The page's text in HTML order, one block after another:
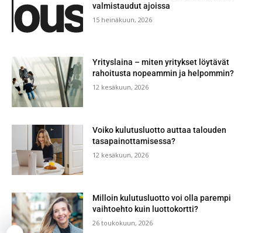
valmistaudut ajoissa
15 heinäkuun, 2026
Yrityslaina – miten yritykset löytävät
rahoitusta nopeammin ja helpommin?
12 kesäkuun, 2026
Voiko kulutusluotto auttaa talouden
tasapainottamisessa?
12 kesäkuun, 2026
Milloin kulutusluotto voi olla parempi
vaihtoehto kuin luottokortti?
26 toukokuun, 2026